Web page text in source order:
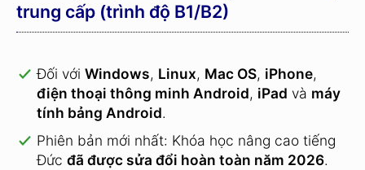
trung cấp (trình độ B1/B2)
Đối với Windows, Linux, Mac OS, iPhone,
điện thoại thông minh Android, iPad và máy
tính bảng Android.
Phiên bản mới nhất: Khóa học nâng cao tiếng
Đức đã được sửa đổi hoàn toàn năm 2026.